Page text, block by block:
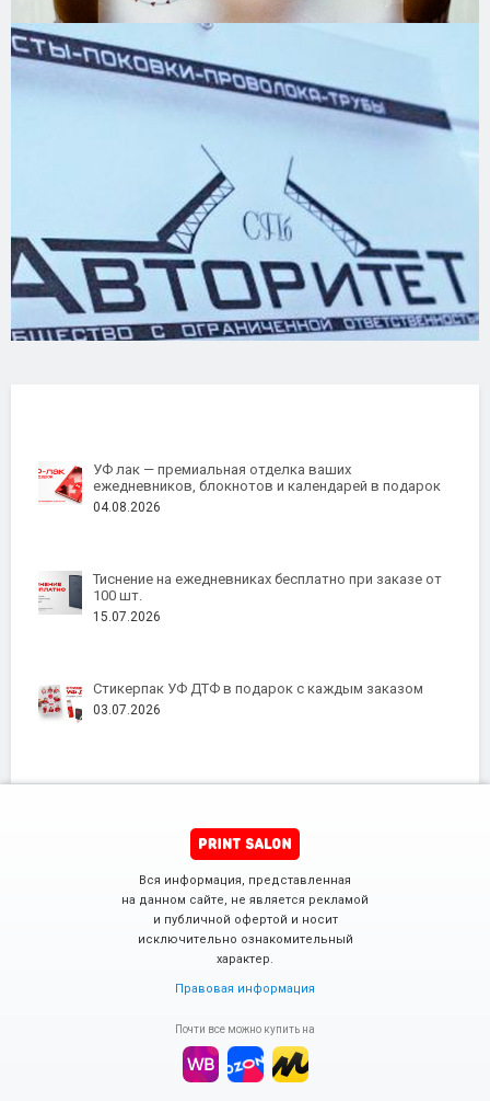
УФ лак — премиальная отделка ваших
ежедневников, блокнотов и календарей в подарок
04.08.2026
Тиснение на ежедневниках бесплатно при заказе от
100 шт.
15.07.2026
Стикерпак УФ ДТФ в подарок с каждым заказом
03.07.2026
Вся информация, представленная
на данном сайте, не является рекламой
и публичной офертой и носит
исключительно ознакомительный
характер.
Правовая информация
Почти все можно купить на